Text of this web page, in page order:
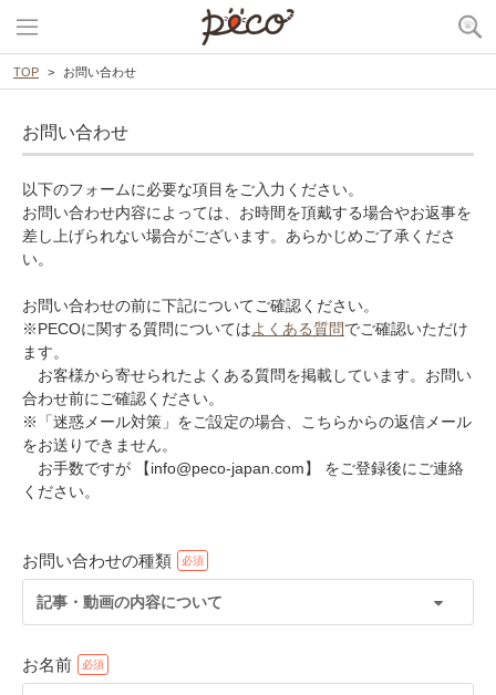
TOP お問い合わせ
お問い合わせ
以下のフォームに必要な項目をご入力ください。
お問い合わせ内容によっては、お時間を頂戴する場合やお返事を
差し上げられない場合がございます。あらかじめご了承くださ
い。
お問い合わせの前に下記についてご確認ください。
※PECOに関する質問についてはよくある質問でご確認いただけ
ます。
お客様から寄せられたよくある質問を掲載しています。お問い
合わせ前にご確認ください。
※「迷惑メール対策」をご設定の場合、こちらからの返信メール
をお送りできません。
お手数ですが 【info@peco-japan.com】 をご登録後にご連絡
ください。
お問い合わせの種類
記事・動画の内容について
お名前